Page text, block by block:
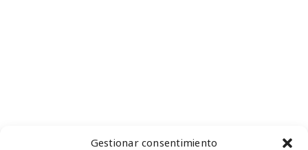
Gestionar consentimiento